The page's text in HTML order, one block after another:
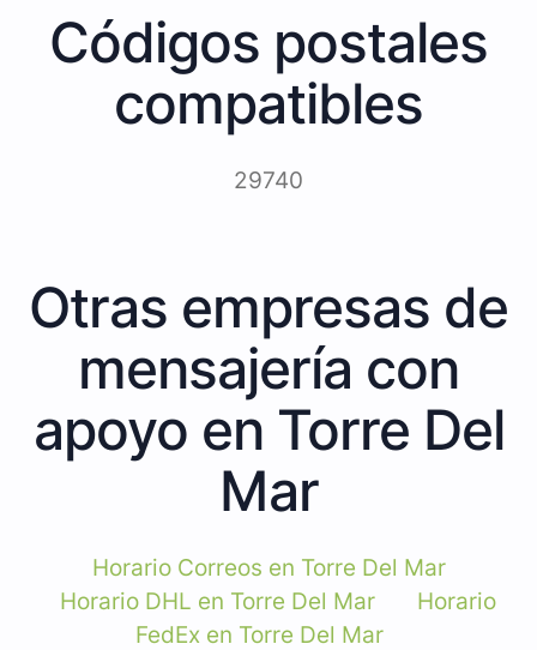
Códigos postales
compatibles
29740
Otras empresas de
mensajería con
apoyo en Torre Del
Mar
Horario Correos en Torre Del Mar
Horario DHL en Torre Del Mar
Horario
FedEx en Torre Del Mar